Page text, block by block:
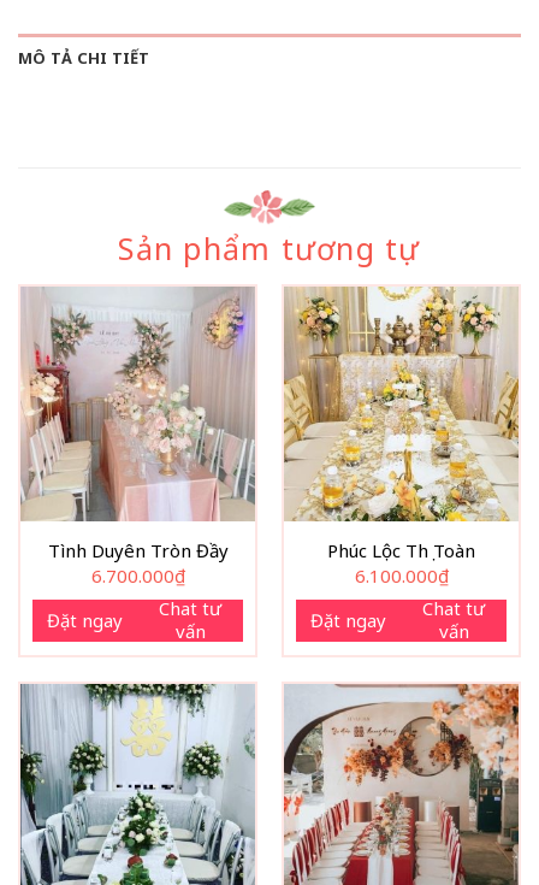
MÔ TẢ CHI TIẾT
Sản phẩm tương tự
Tình Duyên Tròn Đầy
6.700.000₫
Đặt ngay
Chat tư
vấn
Phúc Lộc Thọ Toàn
6.100.000₫
Đặt ngay
Chat tư
vấn